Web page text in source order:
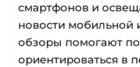
смартфонов и
новости мобильной
обзоры помогают
ориентироваться в